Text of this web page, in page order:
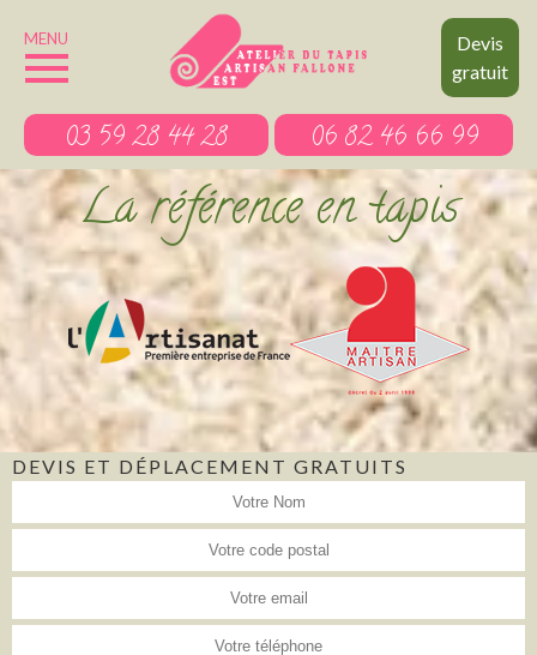
Devis
gratuit
MENU
03 59 28 44 28 06 82 46 66 99
La référence en tapis
DEVIS ET DÉPLACEMENT GRATUITS